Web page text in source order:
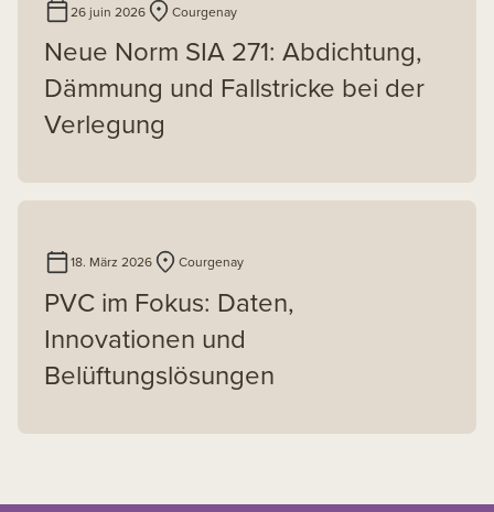
26 juin 2026 Courgenay
Neue Norm SIA 271: Abdichtung,
Dämmung und Fallstricke bei der
Verlegung
18. März 2026 Courgenay
PVC im Fokus: Daten,
Innovationen und
Belüftungslösungen